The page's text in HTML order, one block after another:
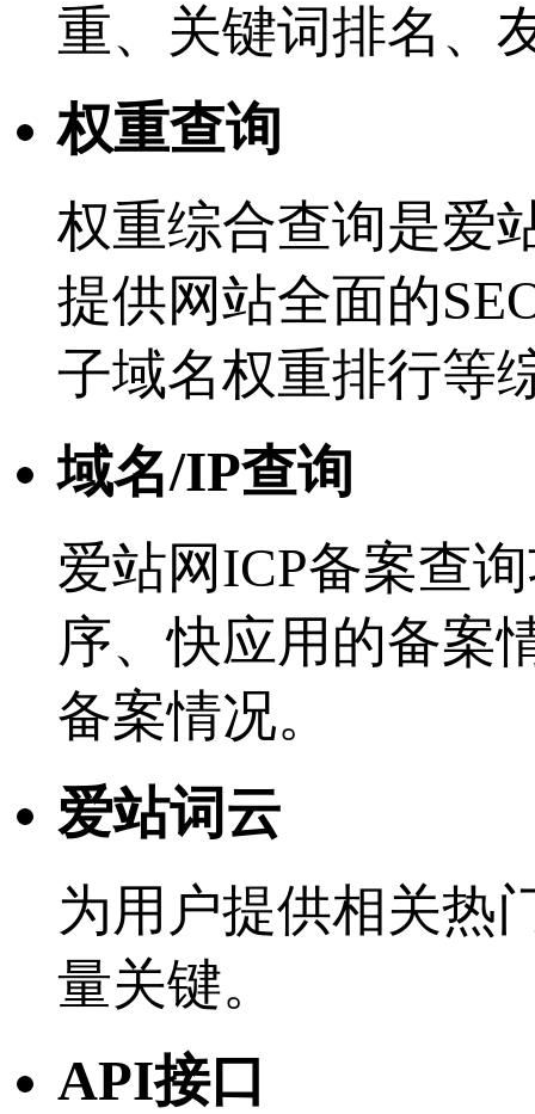
重、关键词排名、
权重查询
权重综合查询是爱
提供网站全面的
子域名权重排行等
域名/IP查询
爱站网ICP备案查
序、快应用的备案
备案情况。
爱站词云
为用户提供相关热
量关键。
API接口